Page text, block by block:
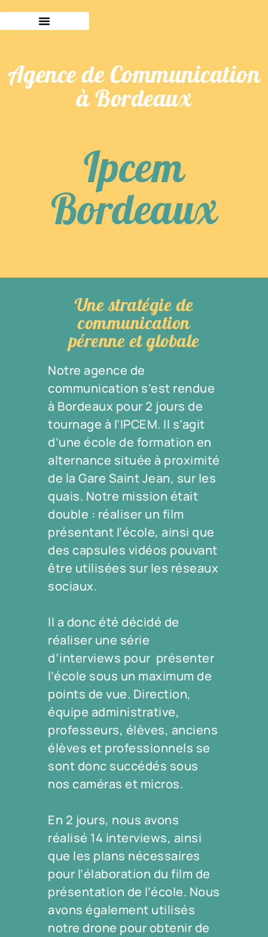
Agence de Communication
à Bordeaux
Ipcem
Bordeaux
Une stratégie de
communication
pérenne et globale
Notre agence de
communication s’est rendue
à Bordeaux pour 2 jours de
tournage à l’IPCEM. Il s’agit
d’une école de formation en
alternance située à proximité
de la Gare Saint Jean, sur les
quais. Notre mission était
double : réaliser un film
présentant l’école, ainsi que
des capsules vidéos pouvant
être utilisées sur les réseaux
sociaux.
Il a donc été décidé de
réaliser une série
d’interviews pour présenter
l’école sous un maximum de
points de vue. Direction,
équipe administrative,
professeurs, élèves, anciens
élèves et professionnels se
sont donc succédés sous
nos caméras et micros.
En 2 jours, nous avons
réalisé 14 interviews, ainsi
que les plans nécessaires
pour l’élaboration du film de
présentation de l’école. Nous
avons également utilisés
notre drone pour obtenir de